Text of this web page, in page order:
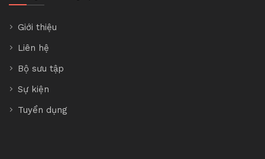
Giới thiệu
Liên hệ
Bộ sưu tập
Sự kiện
Tuyển dụng